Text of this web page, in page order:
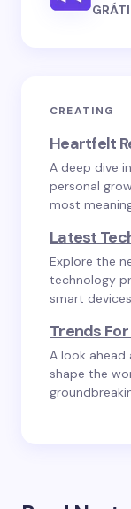
CREATING
Heartfelt
A deep dive
personal
most
Latest
Explore the
technology
smart
Trends
A look
shape the